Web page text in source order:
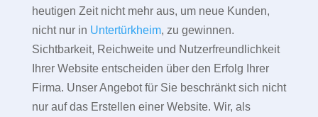
heutigen Zeit nicht mehr aus, um neue Kunden,
nicht nur in Untertürkheim, zu gewinnen.
Sichtbarkeit, Reichweite und Nutzerfreundlichkeit
Ihrer Website entscheiden über den Erfolg Ihrer
Firma. Unser Angebot für Sie beschränkt sich nicht
nur auf das Erstellen einer Website. Wir, als